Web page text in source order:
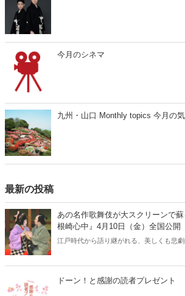
今月のシネマ
九州・山口 Monthly topics 今月の
最新の投稿
あの名作歌舞伎が大スクリーンで
根崎心中』4月10日（金）全国公開
江戸時代から語り継がれる、美しくも悲劇
中村鴈治郎による珠玉の舞台を、映画館
貴重な機会です。さらに、話題となった
ドーン！と感謝の読者プレゼント